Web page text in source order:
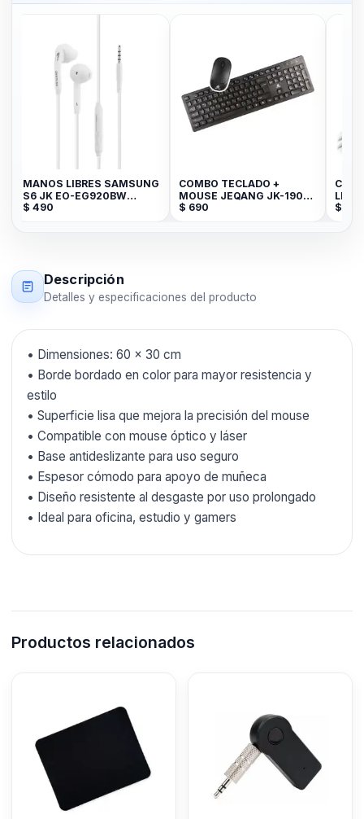
MANOS LIBRES SAMSUNG
S6 JK EO-EG920BW
WHITE BLK
$ 490
COMBO TECLADO +
MOUSE JEQANG JK-1905
GBT-14081-2010
$ 690 $
Descripción
Detalles y especificaciones del producto
• Dimensiones: 60 x 30 cm
• Borde bordado en color para mayor resistencia y
estilo
• Superficie lisa que mejora la precisión del mouse
• Compatible con mouse óptico y láser
• Base antideslizante para uso seguro
• Espesor cómodo para apoyo de muñeca
• Diseño resistente al desgaste por uso prolongado
• Ideal para oficina, estudio y gamers
Productos relacionados